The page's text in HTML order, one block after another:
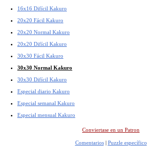
16x16 Difícil Kakuro
20x20 Fácil Kakuro
20x20 Normal Kakuro
20x20 Difícil Kakuro
30x30 Fácil Kakuro
30x30 Normal Kakuro
30x30 Difícil Kakuro
Especial diario Kakuro
Especial semanal Kakuro
Especial mensual Kakuro
Conviertase en un Patron
Comentarios| Puzzle específico